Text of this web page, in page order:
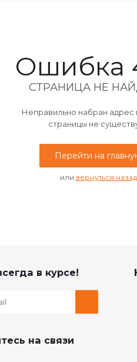
Ошибка
СТРАНИЦА НЕ
Неправильно набран адрес
страницы не
Перейти на
или вернуться назад
в курсе!
на связи